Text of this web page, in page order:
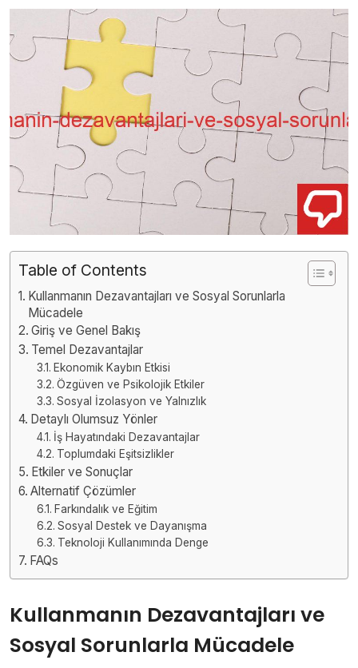
Table of Contents
Kullanmanın Dezavantajları ve Sosyal Sorunlarla
Mücadele
Giriş ve Genel Bakış
Temel Dezavantajlar
Ekonomik Kaybın Etkisi
Özgüven ve Psikolojik Etkiler
Sosyal İzolasyon ve Yalnızlık
Detaylı Olumsuz Yönler
İş Hayatındaki Dezavantajlar
Toplumdaki Eşitsizlikler
Etkiler ve Sonuçlar
Alternatif Çözümler
Farkındalık ve Eğitim
Sosyal Destek ve Dayanışma
Teknoloji Kullanımında Denge
FAQs
Kullanmanın Dezavantajları ve
Sosyal Sorunlarla Mücadele